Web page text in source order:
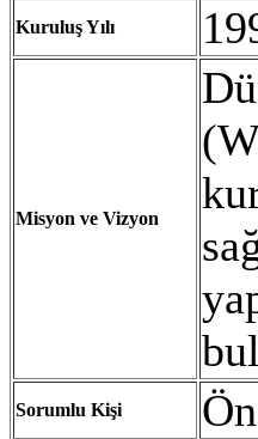
KuruluşYılı
Misyon ve Vizyon
Sorumlu Kişi